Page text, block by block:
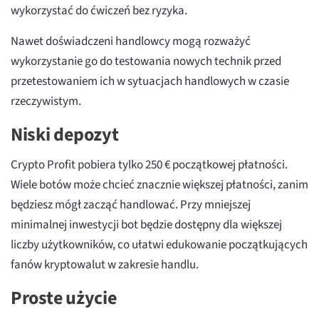
wykorzystać do ćwiczeń bez ryzyka.
Nawet doświadczeni handlowcy mogą rozważyć
wykorzystanie go do testowania nowych technik przed
przetestowaniem ich w sytuacjach handlowych w czasie
rzeczywistym.
Niski depozyt
Crypto Profit pobiera tylko 250 € początkowej płatności.
Wiele botów może chcieć znacznie większej płatności, zanim
będziesz mógł zacząć handlować. Przy mniejszej
minimalnej inwestycji bot będzie dostępny dla większej
liczby użytkowników, co ułatwi edukowanie początkujących
fanów kryptowalut w zakresie handlu.
Proste użycie